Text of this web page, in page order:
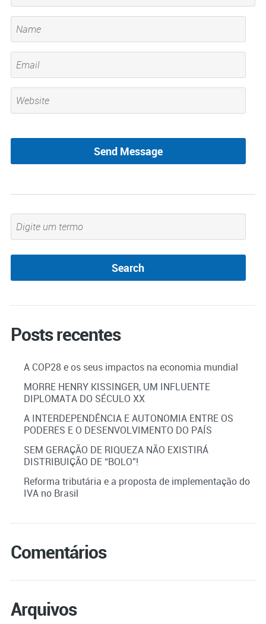
Posts recentes
A COP28 e os seus impactos na economia mundial
MORRE HENRY KISSINGER, UM INFLUENTE
DIPLOMATA DO SÉCULO XX
A INTERDEPENDÊNCIA E AUTONOMIA ENTRE OS
PODERES E O DESENVOLVIMENTO DO PAÍS
SEM GERAÇÃO DE RIQUEZA NÃO EXISTIRÁ
DISTRIBUIÇÃO DE “BOLO”!
Reforma tributária e a proposta de implementação do
IVA no Brasil
Comentários
Arquivos